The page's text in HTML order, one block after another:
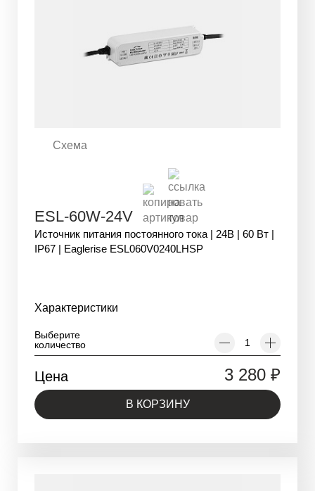
Схема
ESL-60W-24V
Источник питания постоянного тока | 24В | 60 Вт |
IP67 | Eaglerise ESL060V0240LHSP
Характеристики
Выберите
количество
Цена 3 280 ₽
В КОРЗИНУ